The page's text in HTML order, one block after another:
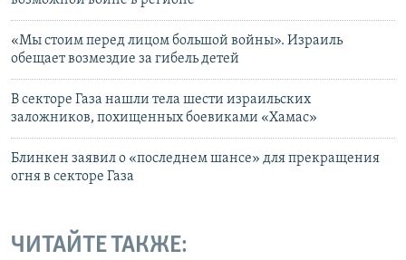
«Мы стоим перед лицом большой войны». Израиль
обещает возмездие за гибель детей
В секторе Газа нашли тела шести израильских
заложников, похищенных боевиками «Хамас»
Блинкен заявил о «последнем шансе» для прекращения
огня в секторе Газа
ЧИТАЙТЕ ТАКЖЕ: